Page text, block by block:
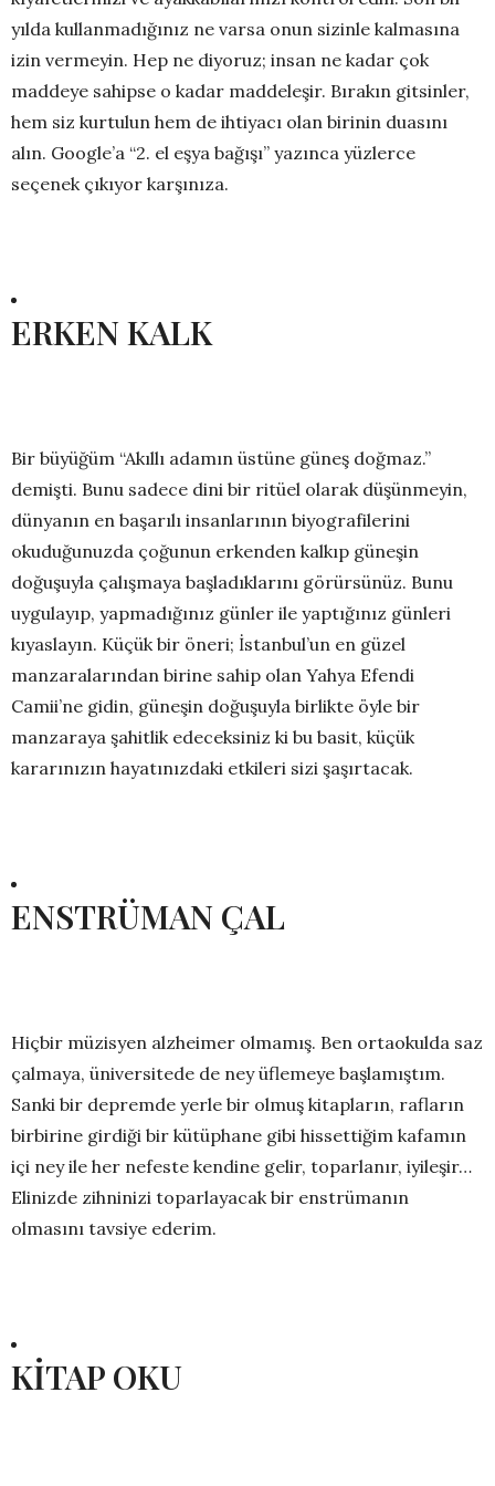
yılda kullanmadığınız ne varsa onun sizinle kalmasına
izin vermeyin. Hep ne diyoruz; insan ne kadar çok
maddeye sahipse o kadar maddeleşir. Bırakın gitsinler,
hem siz kurtulun hem de ihtiyacı olan birinin duasını
alın. Google’a “2. el eşya bağışı” yazınca yüzlerce
seçenek çıkıyor karşınıza.
ERKEN KALK
Bir büyüğüm “Akıllı adamın üstüne güneş doğmaz.”
demişti. Bunu sadece dini bir ritüel olarak düşünmeyin,
dünyanın en başarılı insanlarının biyografilerini
okuduğunuzda çoğunun erkenden kalkıp güneşin
doğuşuyla çalışmaya başladıklarını görürsünüz. Bunu
uygulayıp, yapmadığınız günler ile yaptığınız günleri
kıyaslayın. Küçük bir öneri; İstanbul’un en güzel
manzaralarından birine sahip olan Yahya Efendi
Camii’ne gidin, güneşin doğuşuyla birlikte öyle bir
manzaraya şahitlik edeceksiniz ki bu basit, küçük
kararınızın hayatınızdaki etkileri sizi şaşırtacak.
ENSTRÜMAN ÇAL
Hiçbir müzisyen alzheimer olmamış. Ben ortaokulda saz
çalmaya, üniversitede de ney üflemeye başlamıştım.
Sanki bir depremde yerle bir olmuş kitapların, rafların
birbirine girdiği bir kütüphane gibi hissettiğim kafamın
içi ney ile her nefeste kendine gelir, toparlanır, iyileşir…
Elinizde zihninizi toparlayacak bir enstrümanın
olmasını tavsiye ederim.
KİTAP OKU